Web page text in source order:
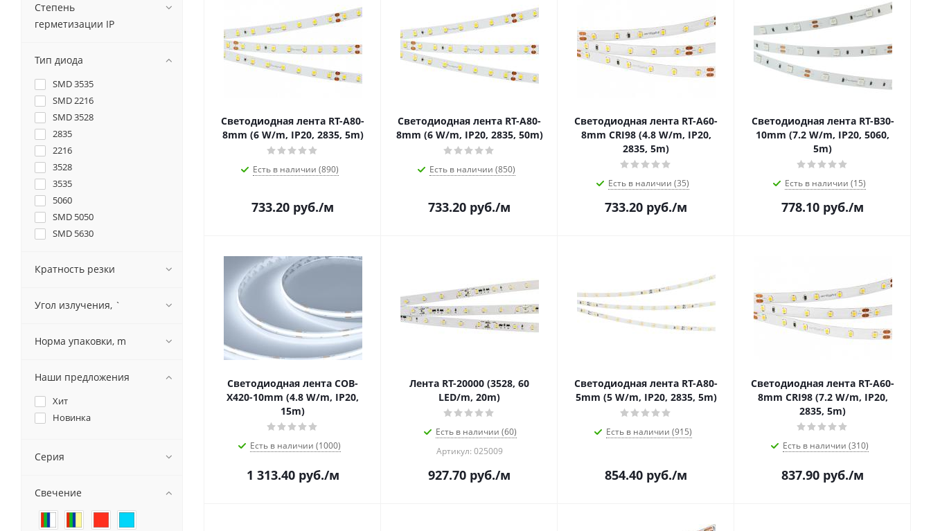
Светодиодная лента RT-A80-
8mm (6 W/m, IP20, 2835, 5m)
Есть в наличии (890)
733.20 руб./м
Светодиодная лента RT-A80-
8mm (6 W/m, IP20, 2835, 50m)
Есть в наличии (850)
733.20 руб./м
Светодиодная лента RT-A60-
8mm CRI98 (4.8 W/m, IP20,
2835, 5m)
Есть в наличии (35)
733.20 руб./м
Светодиодная лента RT-B30-
10mm (7.2 W/m, IP20, 5060,
5m)
Есть в наличии (15)
778.10 руб./м
Светодиодная лента COB-
X420-10mm (4.8 W/m, IP20,
15m)
Есть в наличии (1000)
1 313.40руб./м
Лента RT-20000 (3528, 60
LED/m, 20m)
Есть в наличии (60)
Артикул: 025009
927.70 руб./м
Светодиодная лента RT-A80-
5mm (5 W/m, IP20, 2835, 5m)
Есть в наличии (915)
854.40 руб./м
Светодиодная лента RT-A60-
8mm CRI98 (7.2 W/m, IP20,
2835, 5m)
Есть в наличии (310)
837.90 руб./м
Степень
герметизации IP
Тип диода
SMD 3535
SMD 2216
SMD 3528
2835
2216
3528
3535
5060
SMD 5050
SMD 5630
SMD 5060
DOT
Кратность резки
Угол излучения, `
Норма упаковки, m
Наши предложения
Хит
Новинка
Серия
Свечение